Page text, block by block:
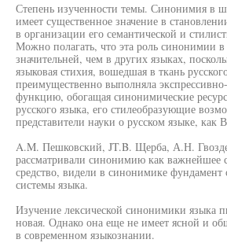
Степень изученности темы. Синонимия в
имеет существенное значение в
в организации его семантической и
Можно полагать, что эта роль синонимии в
значительней, чем в других языках,
языковая стихия, вошедшая в ткань
преимущественно выполняла
функцию, обогащая синонимические
русского языка, его стилеобразующие
представители науки о русском языке, как
A.M. Пешковский, JT.B. Щерба, А.Н.
рассматривали синонимию как важнейшее
средство, видели в синонимике фундамент
системы языка.
Изучение лексической синонимики языка
новая. Однако она еще не имеет ясной и
в современном языкознании.